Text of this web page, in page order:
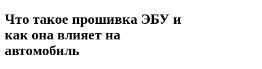
Что такое прошивка ЭБУ и
как она влияет на
автомобиль